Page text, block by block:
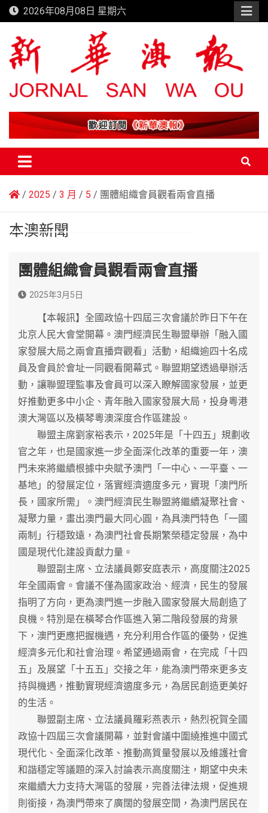
Skip
to
content
2026年08月08日 星期六
新華澳報
2025 3 月 5 團體組織會員觀看兩會直播
本澳新聞
團體組織會員觀看兩會直播
2025年3月5日
【本報訊】全國政協十四屆三次會議於昨日下午在
北京人民大會堂開幕。澳門經濟民生聯盟舉辦「融入國
家發展大局之兩會直播齊觀看」活動，組織逾四十名成
員及會員於會址一同觀看開幕式。聯盟期望透過舉辦活
動，讓聯盟理監事及會員可以深入瞭解國家發展，並更
好推動更多中小企、青年融入國家發展大局，投身粵港
澳大灣區以及橫琴粵澳深度合作區建設。
聯盟主席劉家裕表示，2025年是「十四五」規劃收
官之年，也是國家進一步全面深化改革的重要一年，澳
門未來將繼續根據中央賦予澳門「一中心、一平臺、一
基地」的發展定位，落實經濟適度多元，實現「澳門所
長，國家所需」。澳門經濟民生聯盟將繼續凝聚社會、
凝聚力量，畫出澳門最大同心圓，為具澳門特色「一國
兩制」行穩致遠，為澳門社會長期繁榮穩定發展，為中
國是現代化建設貢獻力量。
聯盟副主席、立法議員鄭安庭表示，高度關注2025
年全國兩會。會議不僅為國家政治、經濟，民生的發展
指明了方向，更為澳門進一步融入國家發展大局創造了
良機。特別是在橫琴合作區進入第二階段發展的背景
下，澳門更應把握機遇，充分利用合作區的優勢，促進
經濟多元化和社會治理。希望通過兩會，在完成「十四
五」及展望「十五五」交接之年，能為澳門帶來更多支
持與機遇，推動實現經濟適度多元，為居民創造更美好
的生活。
聯盟副主席、立法議員羅彩燕表示，熱烈祝賀全國
政協十四屆三次會議開幕，並對會議中圍繞推進中國式
現代化、全面深化改革、推動高質量發展以及維護社會
和諧穩定等議題的深入討論表示高度關注，期望中央未
來繼續大力支持大灣區的發展，完善法律法規，促進規
則銜接，為澳門帶來了廣闊的發展空間，為澳門居民在